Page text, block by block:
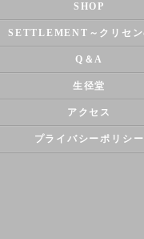
SHOP
Q＆A
生径堂
アクセス
プライバシーポリシー